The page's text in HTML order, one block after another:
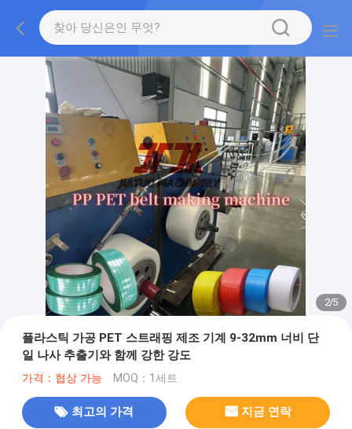
2/5
플라스틱 가공 PET 스트래핑 제조 기계 9-32mm 너비 단
일 나사 추출기와 함께 강한 강도
가격：협상 가능 MOQ：1세트
최고의 가격 지금 연락